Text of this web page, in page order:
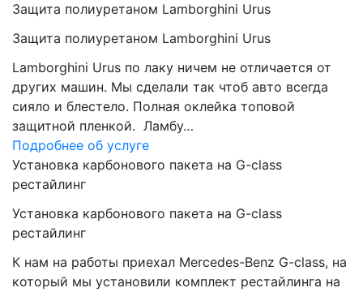
Защита полиуретаном Lamborghini Urus
Защита полиуретаном Lamborghini Urus
Lamborghini Urus по лаку ничем не отличается от
других машин. Мы сделали так чтоб авто всегда
сияло и блестело. Полная оклейка топовой
защитной пленкой. Ламбу…
Подробнее об услуге
Установка карбонового пакета на G-class
рестайлинг
Установка карбонового пакета на G-class
рестайлинг
К нам на работы приехал Mercedes-Benz G-class, на
который мы установили комплект рестайлинга на